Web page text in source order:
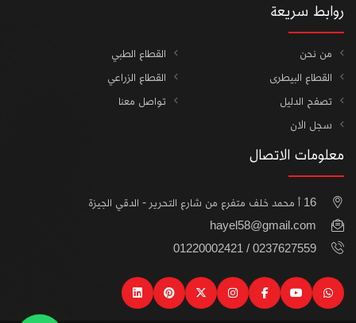
روابط سريعة
من نحن
القطاع الطبي
القطاع البيطرى
القطاع الزراعي
تصفح الدليل
تواصل معنا
سجل الان
معلومات الاتصال
16 أ محمد خلف متفرع من شارع التحرير - الدقي الجيزة
hayel58@gmail.com
0237627559 / 01220002421
watsapp
youtube
facebook
instagram
x
pinterest
linkedin